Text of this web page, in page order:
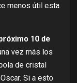
menos útil esta
10 de
vez más los
de cristal
Si a esto